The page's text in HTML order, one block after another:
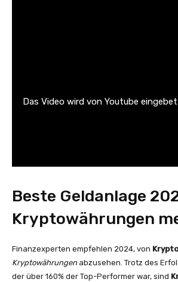
Das Video wird von Youtube
Beste Geldanlage
Kryptowährungen
Finanzexperten empfehlen 2024, von
Kryptowährungen abzusehen. Trotz des
der über 160% der Top-Performer war, sind